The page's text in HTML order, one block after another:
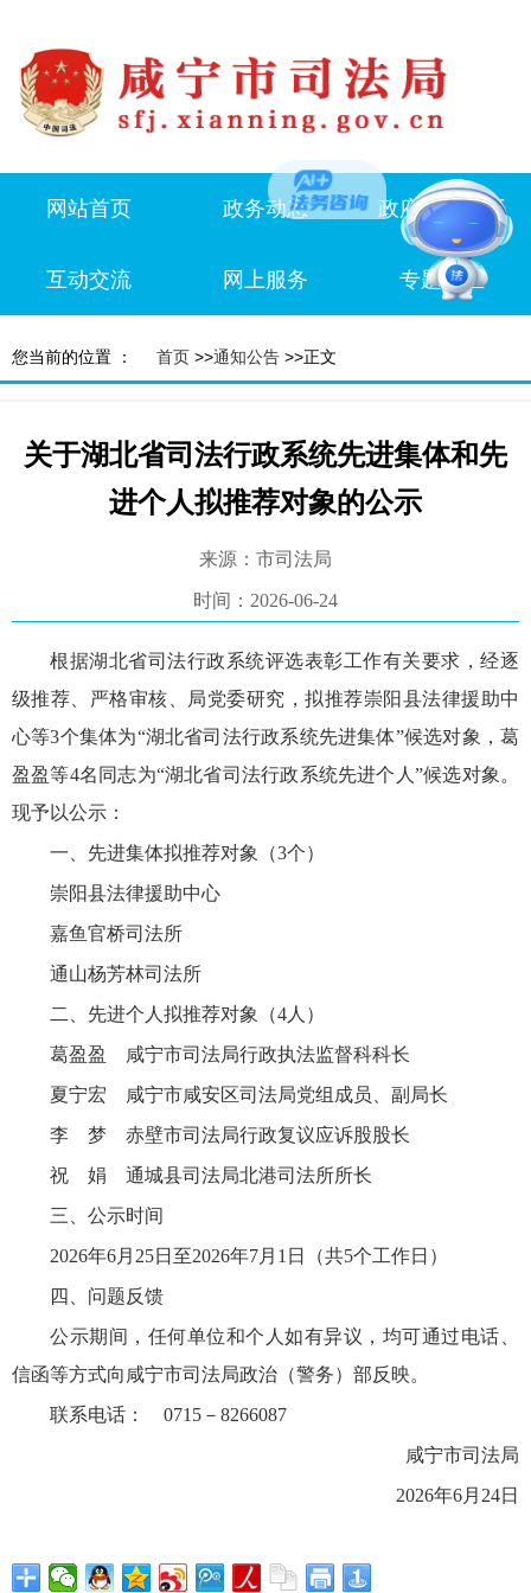
网站首页 政务动态 政府信息公开
互动交流 网上服务 专题专栏
您当前的位置 ： 首页 >>通知公告 >>正文
关于湖北省司法行政系统先进集体和先
进个人拟推荐对象的公示
来源：市司法局
时间：2026-06-24
根据湖北省司法行政系统评选表彰工作有关要求，经逐
级推荐、严格审核 、局党委研究，拟推荐崇阳县法律援助中
心等3个集体为“湖北省司法行政系统先进集体”候选对象，葛
盈盈等4名同志为“湖北省司法行政系统先进个人”候选对象。
现予以公示：
一、先进集体拟推荐对象（3个）
崇阳县法律援助中心
嘉鱼官桥司法所
通山杨芳林司法所
二、先进个人拟推荐对象（4人）
葛盈盈
咸宁市司法局行政执法监督科科长
夏宁宏
咸宁市咸安区司法局党组成员、副局长
李
梦
赤壁市司法局行政复议应诉股股长
祝
娟
通城县司法局北港司法所所长
三、公示时间
2026年6月25日至2026年7月 1 日（共5个工作日）
四、问题反馈
公示期间，任何单位和个人如有异议，均可通过电话、
信函等方式向咸宁市司法局政治（警务）部反映。
联系电话：
0715－8266087
咸宁市司法局
2026年6月24日